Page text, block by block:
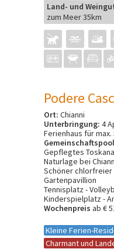
Land- und
zum Meer 35km
Podere
Ort: Chianni
Unterbringung: 4
Ferienhaus für
Gepflegtes
Naturlage bei
Schöner chlorfreier
Gartenpavillion
Tennisplatz -
Kinderspielplatz -
Wochenpreis ab €
Kleine Ferien-
Charmant und